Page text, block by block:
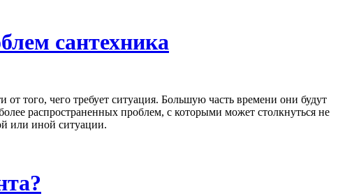
сантехника
того, чего требует ситуация. Большую часть времени они будут
распространенных проблем, с которыми может столкнуться не
или иной ситуации.